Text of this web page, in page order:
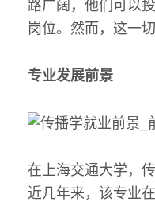
路广阔，他们可以
岗位。然而，这一
专业发展前景
在上海交通大学，
近几年来，该专业